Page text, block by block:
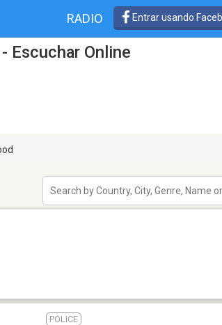
RADIO Entrar usando
Escuchar Online
POLICE